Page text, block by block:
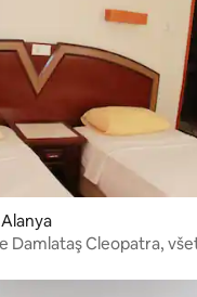
Damlataş Cleopatra,